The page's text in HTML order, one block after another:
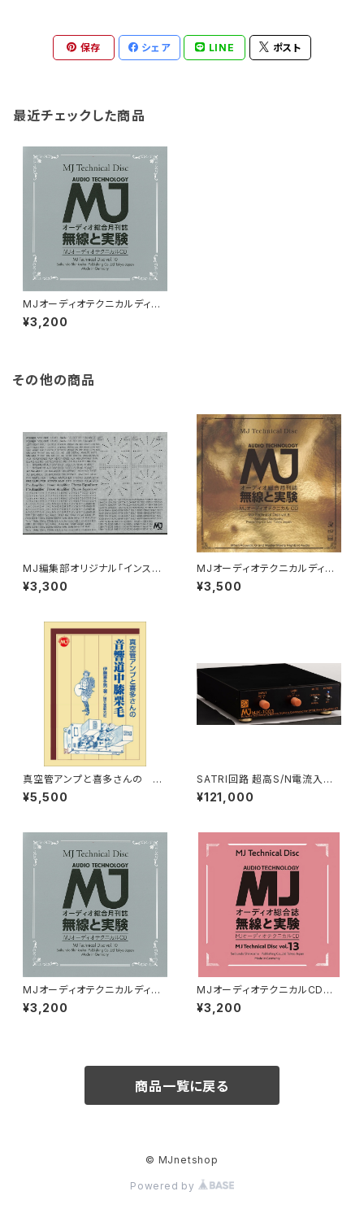
保存 シェア LINE ポスト
最近チェックした商品
MJオーディオテクニカルディス
ク vol.10
¥3,200
その他の商品
MJ編集部オリジナル「インスタ
ントレタリング」（黒タイプ）
¥3,300
MJオーディオテクニカルディス
クvol.8
¥3,500
真空管アンプと喜多さんの 音
響道中膝栗毛
¥5,500
SATRI回路 超高S/N電流入力
型フォノイコイザーアンプ部品セ
ット「MJK-1003」
¥121,000
MJオーディオテクニカルディス
ク vol.10
¥3,200
MJオーディオテクニカルCD v
ol.13
¥3,200
商品一覧に戻る
© MJnetshop
Powered by